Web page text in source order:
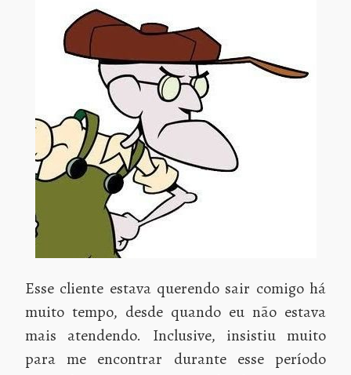
Esse cliente estava querendo sair comigo há
muito tempo, desde quando eu não estava
mais atendendo. Inclusive, insistiu muito
para me encontrar durante esse período